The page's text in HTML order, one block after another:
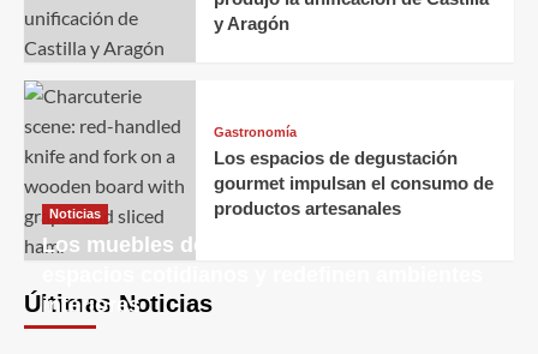
y Aragón
Gastronomía
Los espacios de degustación
gourmet impulsan el consumo de
productos artesanales
Últimas Noticias
Noticias
Los muebles decorativos transforman
interiores